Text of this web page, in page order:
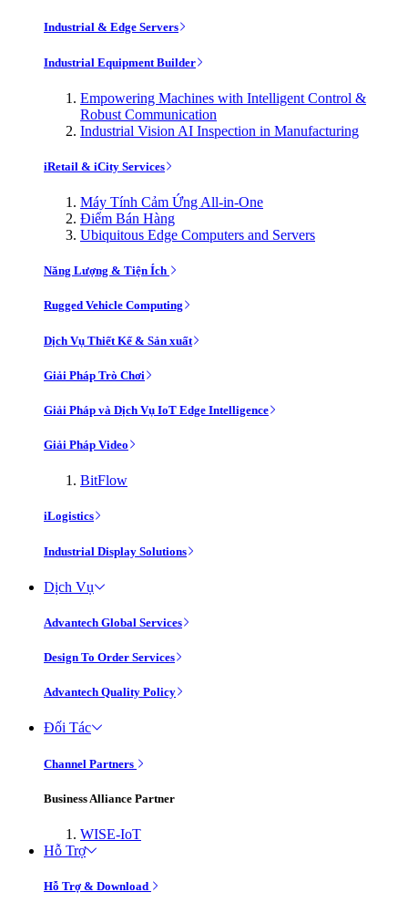
Industrial & Edge Servers
Industrial Equipment Builder
Empowering Machines with Intelligent Control &
Robust Communication
Industrial Vision AI Inspection in Manufacturing
iRetail & iCity Services
Máy Tính Cảm Ứng All-in-One
Điểm Bán Hàng
Ubiquitous Edge Computers and Servers
Năng Lượng & Tiện Ích
Rugged Vehicle Computing
Dịch Vụ Thiết Kế & Sản xuất
Giải Pháp Trò Chơi
Giải Pháp và Dịch Vụ IoT Edge Intelligence
Giải Pháp Video
BitFlow
iLogistics
Industrial Display Solutions
Dịch Vụ
Advantech Global Services
Design To Order Services
Advantech Quality Policy
Đối Tác
Channel Partners
Business Alliance Partner
WISE-IoT
Hỗ Trợ
Hỗ Trợ & Download